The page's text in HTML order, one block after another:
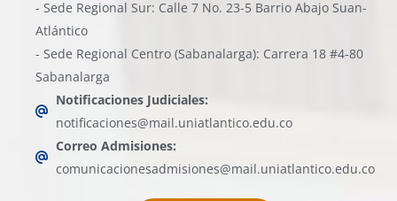
- Sede Regional Sur: Calle 7 No. 23-5 Barrio Abajo Suan-
Atlántico
- Sede Regional Centro (Sabanalarga): Carrera 18 #4-80
Sabanalarga
Notificaciones Judiciales:
notificaciones@mail.uniatlantico.edu.co
Correo Admisiones:
comunicacionesadmisiones@mail.uniatlantico.edu.co